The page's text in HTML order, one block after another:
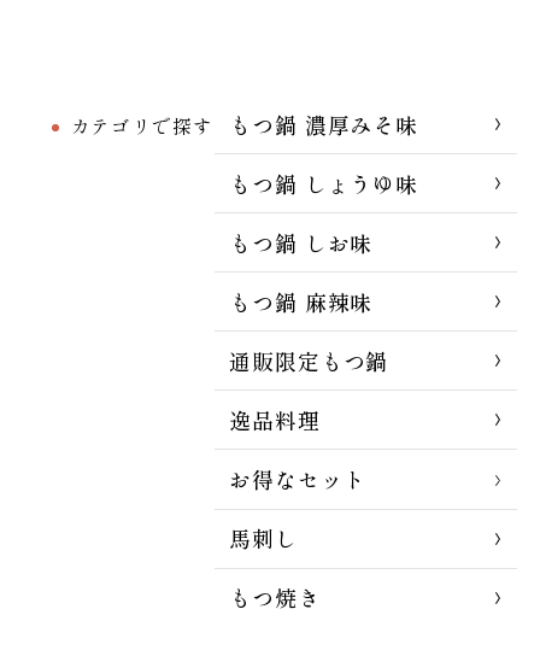
カテゴリで探す
もつ鍋 濃厚みそ味
もつ鍋 しょうゆ味
もつ鍋 しお味
もつ鍋 麻辣味
通販限定もつ鍋
逸品料理
お得なセット
馬刺し
もつ焼き